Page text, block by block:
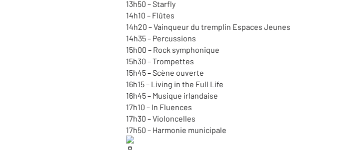
13h50 – Starfly
14h10 – Flûtes
14h20 – Vainqueur du tremplin Espaces Jeunes
14h35 – Percussions
15h00 – Rock symphonique
15h30 – Trompettes
15h45 – Scène ouverte
16h15 – Living in the Full Life
16h45 – Musique irlandaise
17h10 – In Fluences
17h30 – Violoncelles
17h50 – Harmonie municipale